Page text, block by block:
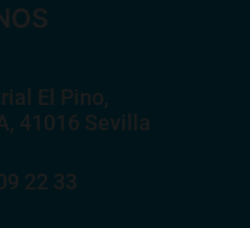
El Pino,
41016 Sevilla
22 33